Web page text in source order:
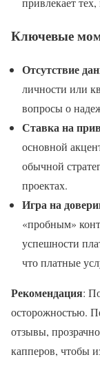
Ключевые
Отсутствие
личности или
вопросы о
Ставка на
основной
обычной
проектах.
Игра на
«пробным»
успешности
что платные
Рекомендация:
осторожностью.
отзывы,
капперов, чтобы